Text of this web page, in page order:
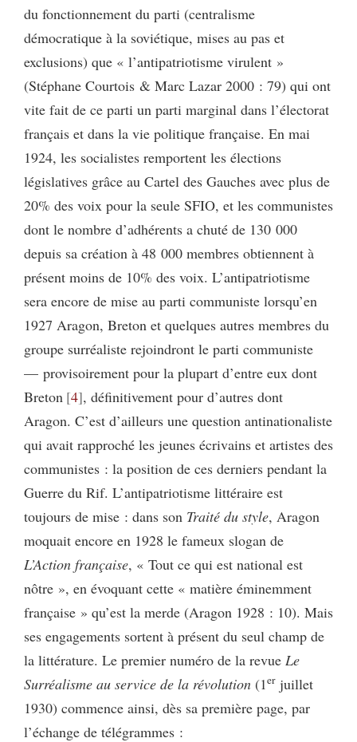
du fonctionnement du parti (centralisme
démocratique à la soviétique, mises au pas et
exclusions) que « l’antipatriotisme virulent »
(Stéphane Courtois & Marc Lazar 2000 : 79) qui ont
vite fait de ce parti un parti marginal dans l’électorat
français et dans la vie politique française. En mai
1924, les socialistes remportent les élections
législatives grâce au Cartel des Gauches avec plus de
20% des voix pour la seule SFIO, et les communistes
dont le nombre d’adhérents a chuté de 130 000
depuis sa création à 48 000 membres obtiennent à
présent moins de 10% des voix. L’antipatriotisme
sera encore de mise au parti communiste lorsqu’en
1927 Aragon, Breton et quelques autres membres du
groupe surréaliste rejoindront le parti communiste
— provisoirement pour la plupart d’entre eux dont
Breton 4 , définitivement pour d’autres dont
Aragon. C’est d’ailleurs une question antinationaliste
qui avait rapproché les jeunes écrivains et artistes des
communistes : la position de ces derniers pendant la
Guerre du Rif. L’antipatriotisme littéraire est
toujours de mise : dans son Traité du style, Aragon
moquait encore en 1928 le fameux slogan de
L’Action française, « Tout ce qui est national est
nôtre », en évoquant cette « matière éminemment
française » qu’est la merde (Aragon 1928 : 10). Mais
ses engagements sortent à présent du seul champ de
la littérature. Le premier numéro de la revue Le
Surréalisme au service de la révolution (1er juillet
1930) commence ainsi, dès sa première page, par
l’échange de télégrammes :